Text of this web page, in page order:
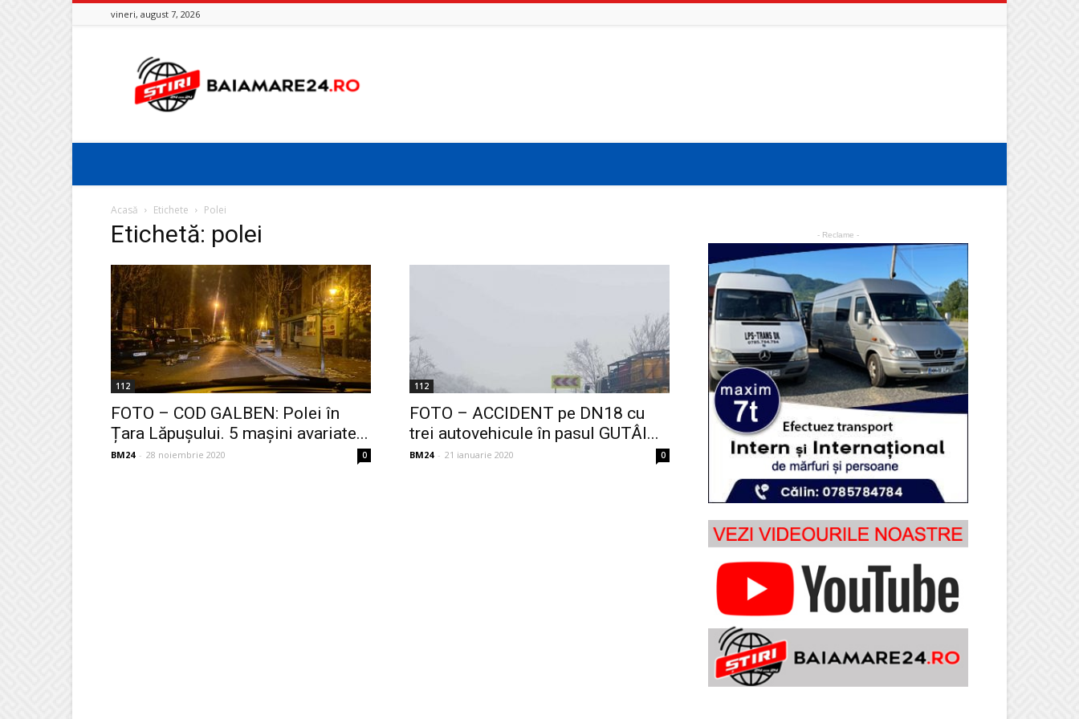
vineri, august 7, 2026
Baia
Mare
24
Acasă Etichete Polei
Etichetă: polei
112
FOTO – COD GALBEN: Polei în
Țara Lăpușului. 5 mașini avariate...
BM24 - 28 noiembrie 2020 0
112
FOTO – ACCIDENT pe DN18 cu
trei autovehicule în pasul GUTÂI...
BM24 - 21 ianuarie 2020 0
- Reclame -